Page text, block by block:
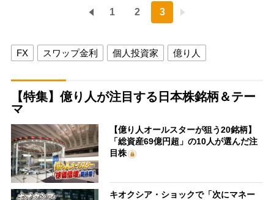
1 2 3
FX スワップ金利 個人投資家 億り人
【特集】億り人が注目する日本株銘柄＆テー
マ
【億り人オールスターが狙う20銘柄】
「総資産69億円超」の10人が選んだ注
目株
キオクシア・ショックで「次にマネー